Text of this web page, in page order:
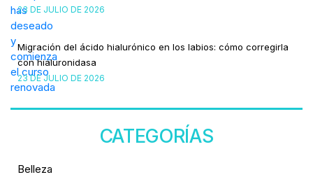
23 DE JULIO DE 2026
Migración del ácido hialurónico en los labios: cómo corregirla
con hialuronidasa
23 DE JULIO DE 2026
CATEGORÍAS
Belleza